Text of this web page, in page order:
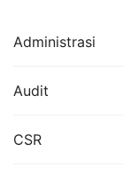
Administrasi
Audit
CSR